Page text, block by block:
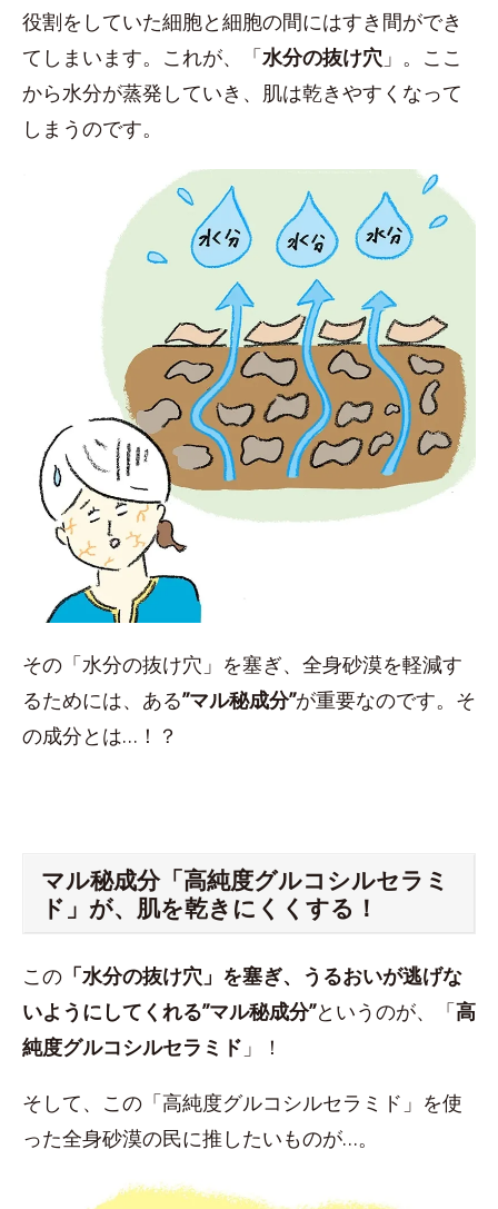
役割をしていた細胞と細胞の間にはすき間ができ
てしまいます。これが、「水分の抜け穴 」。ここ
から水分が蒸発していき、肌は乾きやすくなって
しまうのです。
その「水分の抜け穴」を塞ぎ、全身砂漠を軽減す
るためには、ある”マル秘成分”が重要なのです。そ
の成分とは…！？
マル秘成分「高純度グルコシルセラミ
ド」が、肌を乾きにくくする！
この 「水分の抜け穴」を塞ぎ、うるおいが逃げな
いようにしてくれる”マル秘成分”というのが、「高
純度グルコシルセラミド 」！
そして、この「高純度グルコシルセラミド」を使
った全身砂漠の民に推したいものが…。